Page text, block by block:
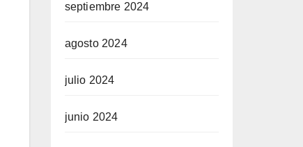
septiembre 2024
agosto 2024
julio 2024
junio 2024